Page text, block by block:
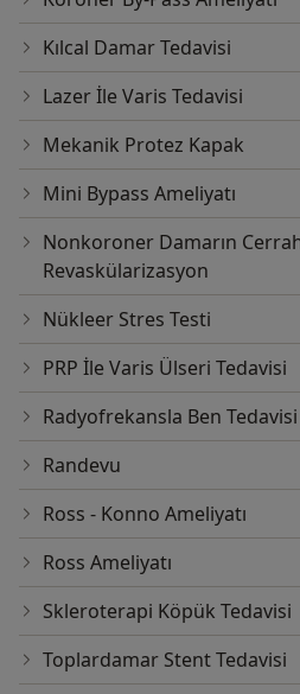
Kılcal Damar Tedavisi
Lazer İle Varis Tedavisi
Mekanik Protez Kapak
Mini Bypass Ameliyatı
Nonkoroner Damarın
Revaskülarizasyon
Nükleer Stres Testi
PRP İle Varis Ülseri Tedavisi
Radyofrekansla Ben Tedavisi
Randevu
Ross - Konno Ameliyatı
Ross Ameliyatı
Skleroterapi Köpük Tedavisi
Toplardamar Stent Tedavisi